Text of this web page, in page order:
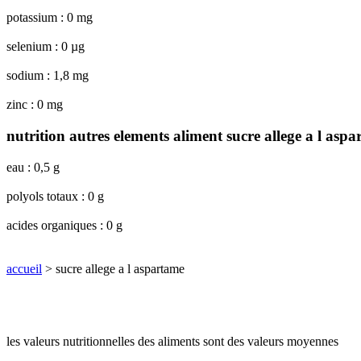
potassium : 0 mg
selenium : 0 µg
sodium : 1,8 mg
zinc : 0 mg
nutrition autres elements aliment sucre allege a l
eau : 0,5 g
polyols totaux : 0 g
acides organiques : 0 g
accueil > sucre allege a l aspartame
les valeurs nutritionnelles des aliments sont des valeurs moyennes